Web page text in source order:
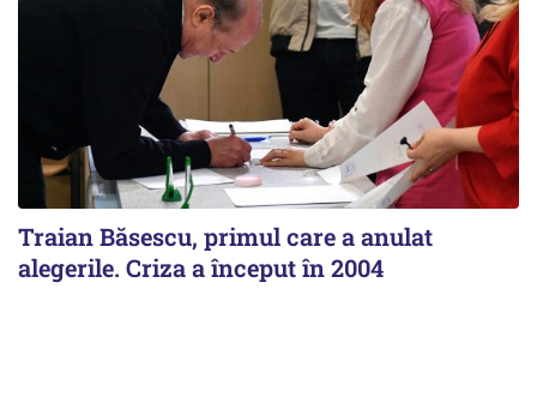
Traian Băsescu, primul care a anulat
alegerile. Criza a început în 2004